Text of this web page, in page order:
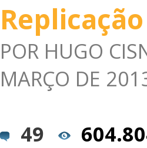
POR HUGO
MARÇO DE
49